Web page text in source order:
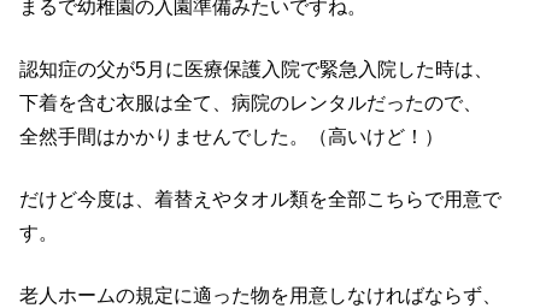
まるで幼稚園の入園準備みたいですね。
認知症の父が5月に医療保護入院で緊急入院した時は、
下着を含む衣服は全て、病院のレンタルだったので、
全然手間はかかりませんでした。（高いけど！）
だけど今度は、着替えやタオル類を全部こちらで用意で
す。
老人ホームの規定に適った物を用意しなければならず、